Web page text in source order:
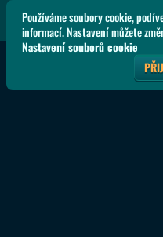
Používáme soubory cookie,
informací. Nastavení můžete
Nastavení souborů cookie